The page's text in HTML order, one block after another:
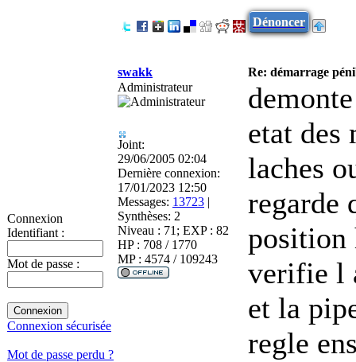
Connexion
Identifiant :
Mot de passe :
Connexion sécurisée
Mot de passe perdu ?
Dénoncer
swakk
Re: démarrage
Administrateur
Joint:
29/06/2005 02:04
Dernière connexion:
17/01/2023 12:50
Messages: 13723 |
Synthèses: 2
Niveau : 71; EXP : 82
HP : 708 / 1770
MP : 4574 / 109243
etat des
laches
regarde
position
verifie l
et la
regle